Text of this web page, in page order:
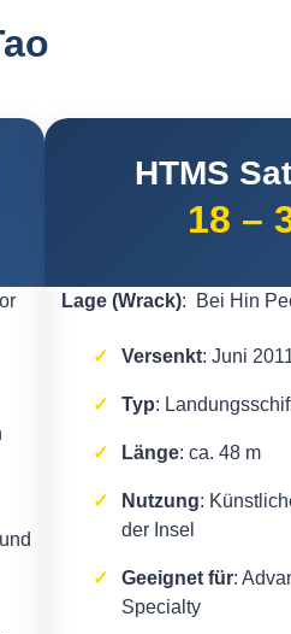
HTMS
18 –
Lage (Wrack): Bei Hin
Versenkt: Juni
Typ:
Länge: ca. 48 m
Nutzung:
der Insel
Geeignet für:
Specialty